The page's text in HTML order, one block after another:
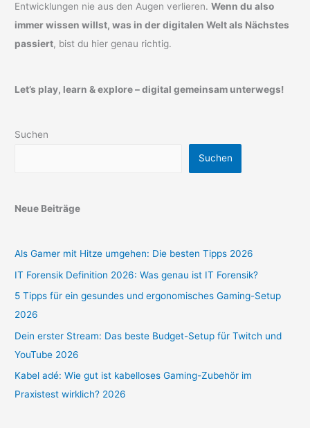
Entwicklungen nie aus den Augen verlieren.Wenn du also
immer wissen willst, was in der digitalen Welt als Nächstes
passiert, bist du hier genau richtig.
Let’s play, learn & explore – digital gemeinsam unterwegs!
Suchen
Suchen
Neue Beiträge
Als Gamer mit Hitze umgehen: Die besten Tipps 2026
IT Forensik Definition 2026: Was genau ist IT Forensik?
5 Tipps für ein gesundes und ergonomisches Gaming-Setup
2026
Dein erster Stream: Das beste Budget-Setup für Twitch und
YouTube 2026
Kabel adé: Wie gut ist kabelloses Gaming-Zubehör im
Praxistest wirklich? 2026